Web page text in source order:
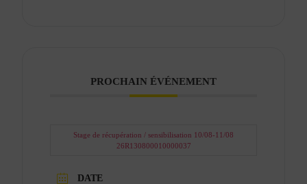
PROCHAIN ÉVÉNEMENT
Stage de récupération / sensibilisation 10/08-11/08
26R130800010000037
DATE